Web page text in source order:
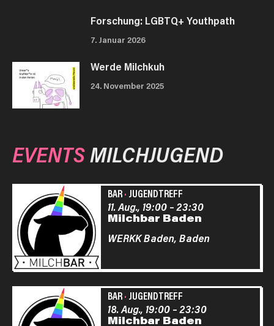
Forschung: LGBTQ+ Youthpath
7. Januar 2026
Werde Milchkuh
24. November 2025
EVENTSMILCHJUGEND
BAR· JUGENDTREFF
Milchbar Baden
11. Aug., 19:00–23:30
WERKK Baden, Baden
BAR· JUGENDTREFF
Milchbar Baden
18. Aug., 19:00–23:30